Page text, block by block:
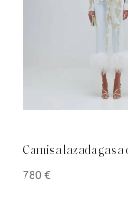
Camisa lazada gasa
780 €